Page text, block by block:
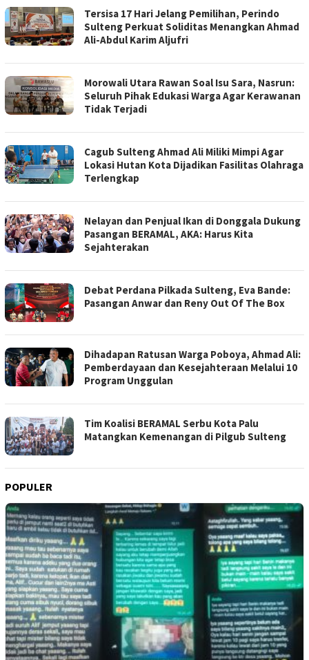
Tersisa 17 Hari Jelang Pemilihan, Perindo
Sulteng Perkuat Soliditas Menangkan Ahmad
Ali-Abdul Karim Aljufri
Morowali Utara Rawan Soal Isu Sara, Nasrun:
Seluruh Pihak Edukasi Warga Agar Kerawanan
Tidak Terjadi
Cagub Sulteng Ahmad Ali Miliki Mimpi Agar
Lokasi Hutan Kota Dijadikan Fasilitas Olahraga
Terlengkap
Nelayan dan Penjual Ikan di Donggala Dukung
Pasangan BERAMAL, AKA: Harus Kita
Sejahterakan
Debat Perdana Pilkada Sulteng, Eva Bande:
Pasangan Anwar dan Reny Out Of The Box
Dihadapan Ratusan Warga Poboya, Ahmad Ali:
Pemberdayaan dan Kesejahteraan Melalui 10
Program Unggulan
Tim Koalisi BERAMAL Serbu Kota Palu
Matangkan Kemenangan di Pilgub Sulteng
POPULER